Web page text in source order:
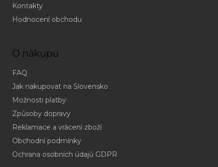
Kontakty
Hodnocení obchodu
O nákupu
FAQ
Jak nakupovat na Slovensko
Možnosti platby
Způsoby dopravy
Reklamace a vrácení zboží
Obchodní podmínky
Ochrana osobních údajů GDPR
(odpověď
do